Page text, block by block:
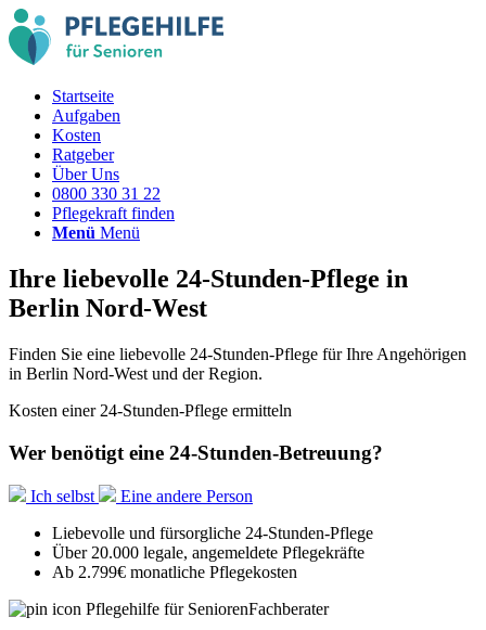
Startseite
Aufgaben
Kosten
Ratgeber
Über Uns
0800 330 31 22
Pflegekraft finden
Menü Menü
Ihre liebevolle 24-Stunden-Pflege in
Berlin Nord-West
Finden Sie eine liebevolle 24-Stunden-Pflege für Ihre Angehörigen
in Berlin Nord-West und der Region.
Kosten einer 24-Stunden-Pflege ermitteln
Wer benötigt eine 24-Stunden-Betreuung?
Ich selbst
Eine andere Person
Liebevolle und fürsorgliche 24-Stunden-Pflege
Über 20.000 legale, angemeldete Pflegekräfte
Ab 2.799€ monatliche Pflegekosten
Fachberater